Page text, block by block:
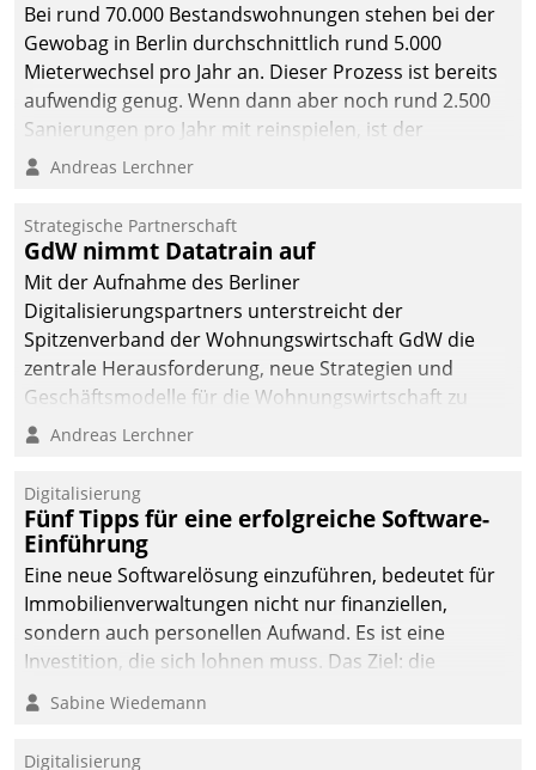
Bei rund 70.000 Bestandswohnungen stehen bei der
Gewobag in Berlin durchschnittlich rund 5.000
Mieterwechsel pro Jahr an. Dieser Prozess ist bereits
aufwendig genug. Wenn dann aber noch rund 2.500
Sanierungen pro Jahr mit reinspielen, ist der
Betreuungs- und Organisationsaufwand immens. Im
kommunale Wohnungsbauunternehmen daher
gemeinsam mit der Berliner Datatrain GmbH den
Teilprozess der Objektsanierung digitalisiert.
Andreas Lerchner
Strategische Partnerschaft
GdW nimmt Datatrain auf
Mit der Aufnahme des Berliner
Digitalisierungspartners unterstreicht der
Spitzenverband der Wohnungswirtschaft GdW die
zentrale Herausforderung, neue Strategien und
Geschäftsmodelle für die Wohnungswirtschaft zu
entwickeln.
Andreas Lerchner
Digitalisierung
Fünf Tipps für eine erfolgreiche Software-
Einführung
Eine neue Softwarelösung einzuführen, bedeutet für
Immobilienverwaltungen nicht nur finanziellen,
sondern auch personellen Aufwand. Es ist eine
Investition, die sich lohnen muss. Das Ziel: die
nachhaltige Optimierung der Geschäftsabläufe. Damit
dieses Ziel erreicht wird, sollten einige Grundregeln
Sabine Wiedemann
Digitalisierung